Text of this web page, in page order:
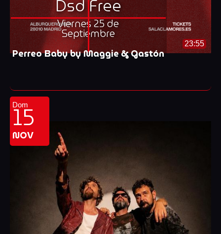
Dsd Free
Viernes 25 de
Septiembre
23:55
Perreo Baby by Maggie & Gastón
Dom
15
NOV